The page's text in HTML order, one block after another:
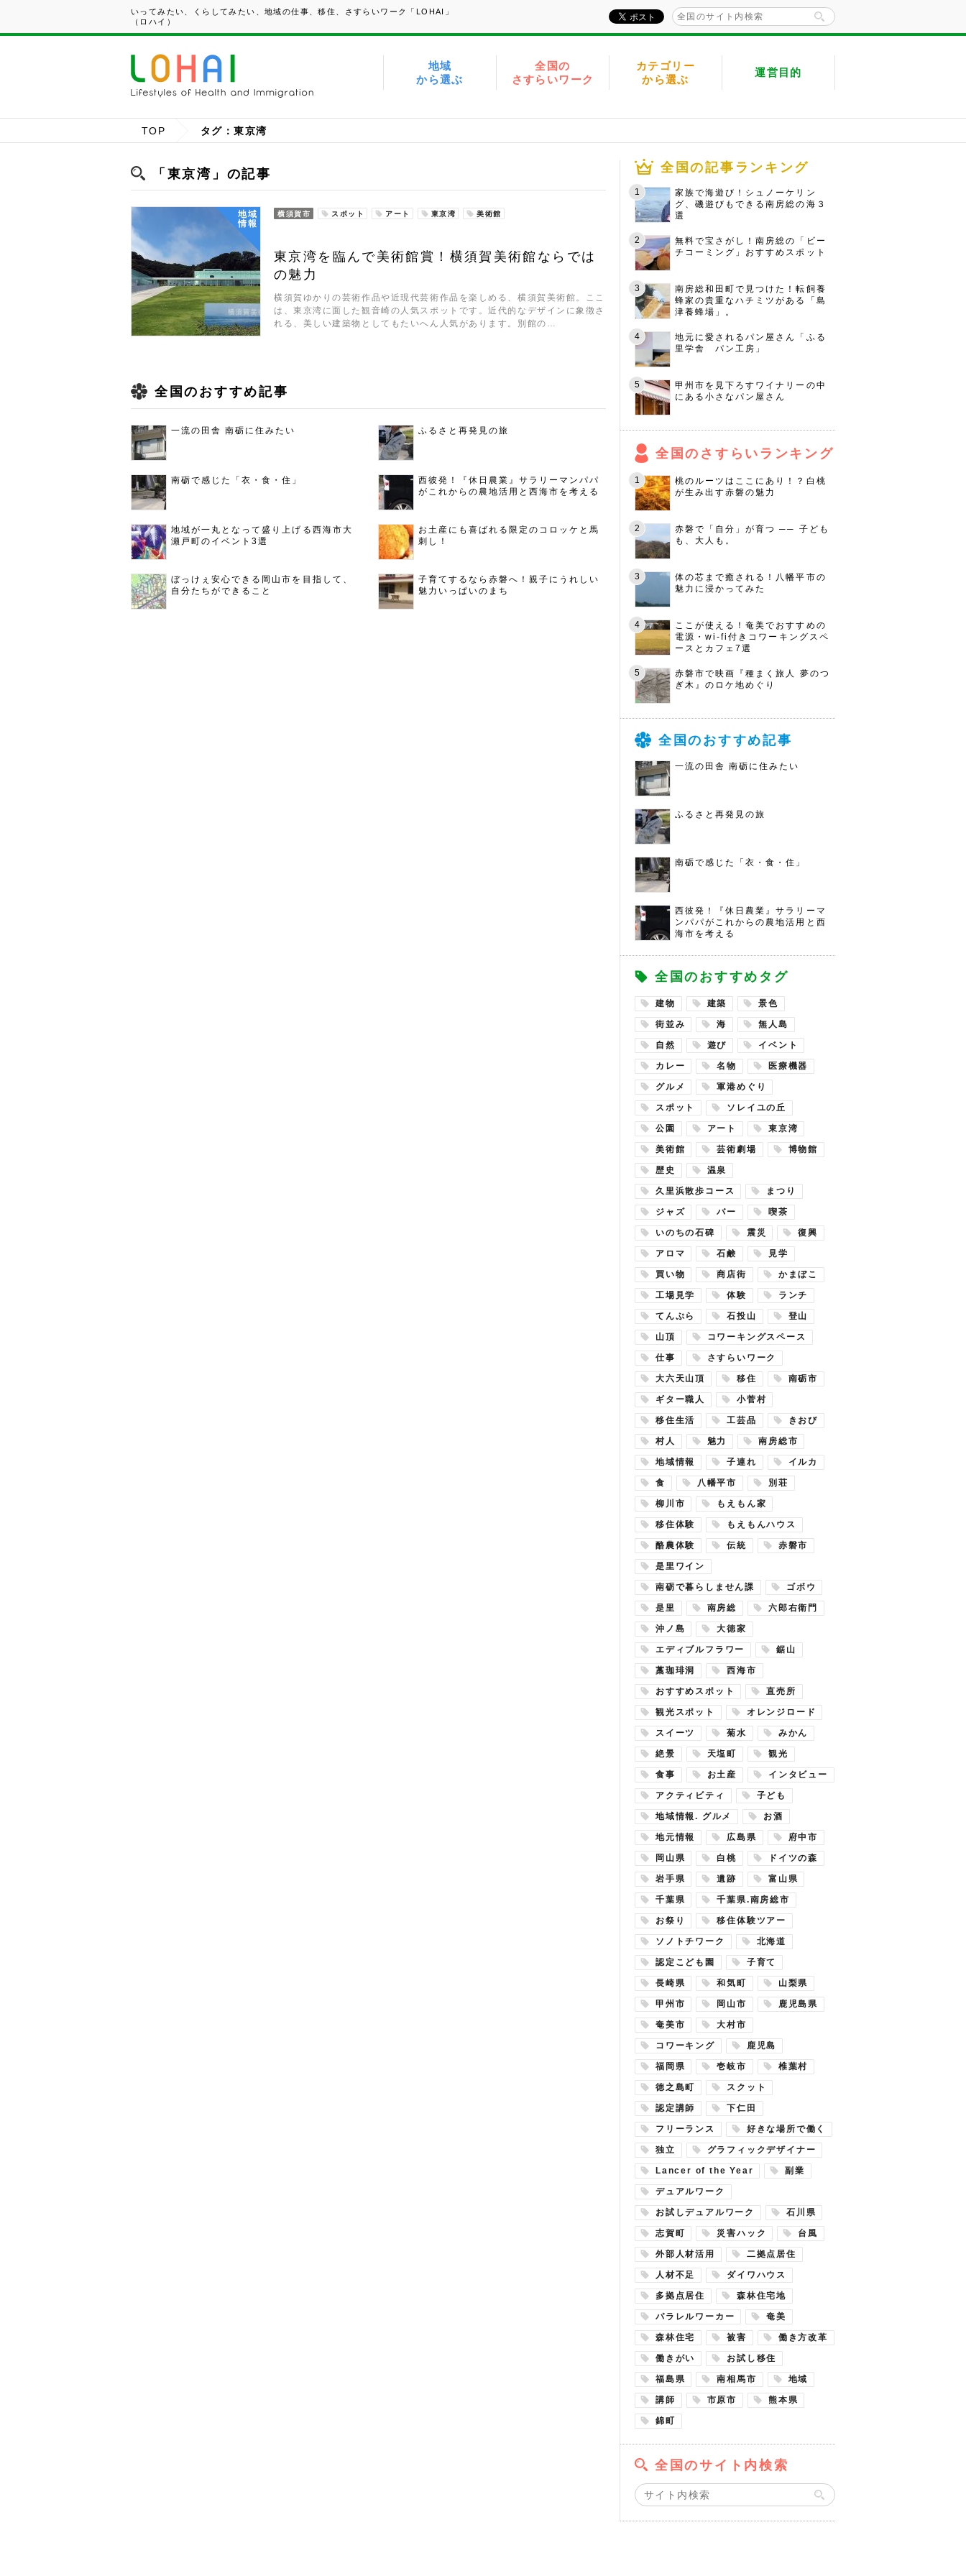
いってみたい、くらしてみたい、地域の仕事、移住、さすらいワーク「LOHAI」
（ロハイ）
地域
から選ぶ
全国の
さすらいワーク
カテゴリー
から選ぶ
運営目的
TOP タグ：東京湾
「東京湾」の記事
地域
情報
横須賀市 スポット アート 東京湾 美術館
東京湾を臨んで美術館賞！横須賀美術館ならでは
の魅力
横須賀ゆかりの芸術作品や近現代芸術作品を楽しめる、横須賀美術館。ここ
は、東京湾に面した観音崎の人気スポットです。近代的なデザインに象徴さ
れる、美しい建築物としてもたいへん人気があります。別館の…
全国のおすすめ記事
一流の田舎 南砺に住みたい ふるさと再発見の旅
南砺で感じた「衣・食・住」
西彼発！『休日農業』サラリーマンパパ
がこれからの農地活用と西海市を考える
地域が一丸となって盛り上げる西海市大
瀬戸町のイベント3選
お土産にも喜ばれる限定のコロッケと馬
刺し！
ぼっけぇ安心できる岡山市を目指して、
自分たちができること
子育てするなら赤磐へ！親子にうれしい
魅力いっぱいのまち
全国の記事ランキング
家族で海遊び！シュノーケリン
グ、磯遊びもできる南房総の海３
選
無料で宝さがし！南房総の「ビー
チコーミング」おすすめスポット
南房総和田町で見つけた！転飼養
蜂家の貴重なハチミツがある「島
津養蜂場」。
地元に愛されるパン屋さん「ふる
里学舎 パン工房」
甲州市を見下ろすワイナリーの中
にある小さなパン屋さん
全国のさすらいランキング
桃のルーツはここにあり！？白桃
が生み出す赤磐の魅力
赤磐で「自分」が育つ ── 子ども
も、大人も。
体の芯まで癒される！八幡平市の
魅力に浸かってみた
ここが使える！奄美でおすすめの
電源・wi-fi付きコワーキングスペ
ースとカフェ7選
赤磐市で映画『種まく旅人 夢のつ
ぎ木』のロケ地めぐり
全国のおすすめ記事
一流の田舎 南砺に住みたい
ふるさと再発見の旅
南砺で感じた「衣・食・住」
西彼発！『休日農業』サラリーマ
ンパパがこれからの農地活用と西
海市を考える
全国のおすすめタグ
建物 建築 景色
街並み 海 無人島
自然 遊び イベント
カレー 名物 医療機器
グルメ 軍港めぐり
スポット ソレイユの丘
公園 アート 東京湾
美術館 芸術劇場 博物館
歴史 温泉
久里浜散歩コース まつり
ジャズ バー 喫茶
いのちの石碑 震災 復興
アロマ 石鹸 見学
買い物 商店街 かまぼこ
工場見学 体験 ランチ
てんぷら 石投山 登山
山頂 コワーキングスペース
仕事 さすらいワーク
大六天山頂 移住 南砺市
ギター職人 小菅村
移住生活 工芸品 きおび
村人 魅力 南房総市
地域情報 子連れ イルカ
食 八幡平市 別荘
柳川市 もえもん家
移住体験 もえもんハウス
酪農体験 伝統 赤磐市
是里ワイン
南砺で暮らしません課 ゴボウ
是里 南房総 六郎右衛門
沖ノ島 大徳家
エディブルフラワー 鋸山
藁珈琲洞 西海市
おすすめスポット 直売所
観光スポット オレンジロード
スイーツ 菊水 みかん
絶景 天塩町 観光
食事 お土産 インタビュー
アクティビティ 子ども
地域情報. グルメ お酒
地元情報 広島県 府中市
岡山県 白桃 ドイツの森
岩手県 遺跡 富山県
千葉県 千葉県.南房総市
お祭り 移住体験ツアー
ソノトチワーク 北海道
認定こども園 子育て
長崎県 和気町 山梨県
甲州市 岡山市 鹿児島県
奄美市 大村市
コワーキング 鹿児島
福岡県 壱岐市 椎葉村
徳之島町 スクット
認定講師 下仁田
フリーランス 好きな場所で働く
独立 グラフィックデザイナー
Lancer of the Year 副業
デュアルワーク
お試しデュアルワーク 石川県
志賀町 災害ハック 台風
外部人材活用 二拠点居住
人材不足 ダイワハウス
多拠点居住 森林住宅地
パラレルワーカー 奄美
森林住宅 被害 働き方改革
働きがい お試し移住
福島県 南相馬市 地域
講師 市原市 熊本県
錦町
全国のサイト内検索